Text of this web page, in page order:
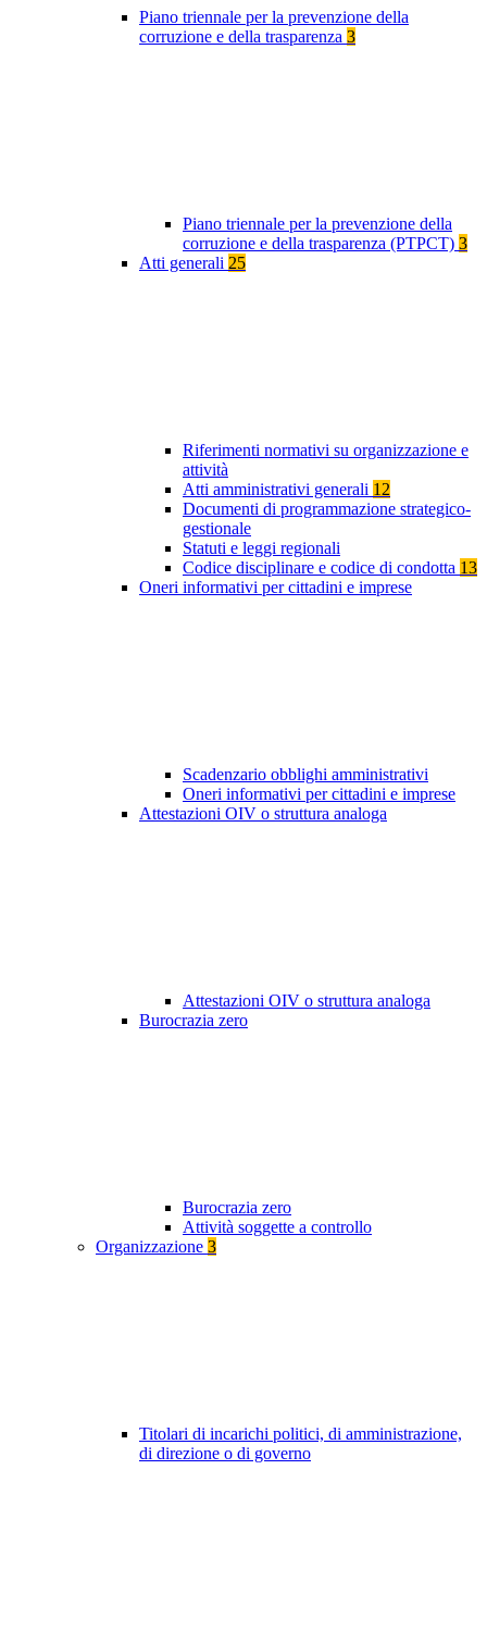
Piano triennale per la prevenzione della
corruzione e della trasparenza 3
Piano triennale per la prevenzione della
corruzione e della trasparenza (PTPCT) 3
Atti generali 25
Riferimenti normativi su organizzazione e
attività
Atti amministrativi generali 12
Documenti di programmazione strategico-
gestionale
Statuti e leggi regionali
Codice disciplinare e codice di condotta 13
Oneri informativi per cittadini e imprese
Scadenzario obblighi amministrativi
Oneri informativi per cittadini e imprese
Attestazioni OIV o struttura analoga
Attestazioni OIV o struttura analoga
Burocrazia zero
Burocrazia zero
Attività soggette a controllo
Organizzazione 3
Titolari di incarichi politici, di amministrazione,
di direzione o di governo